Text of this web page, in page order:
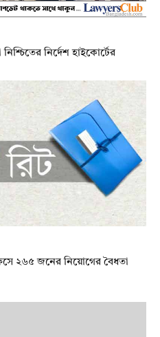
নির্দেশ হাইকোর্টের
২৬৫ জনের নিয়োগের বৈধতা